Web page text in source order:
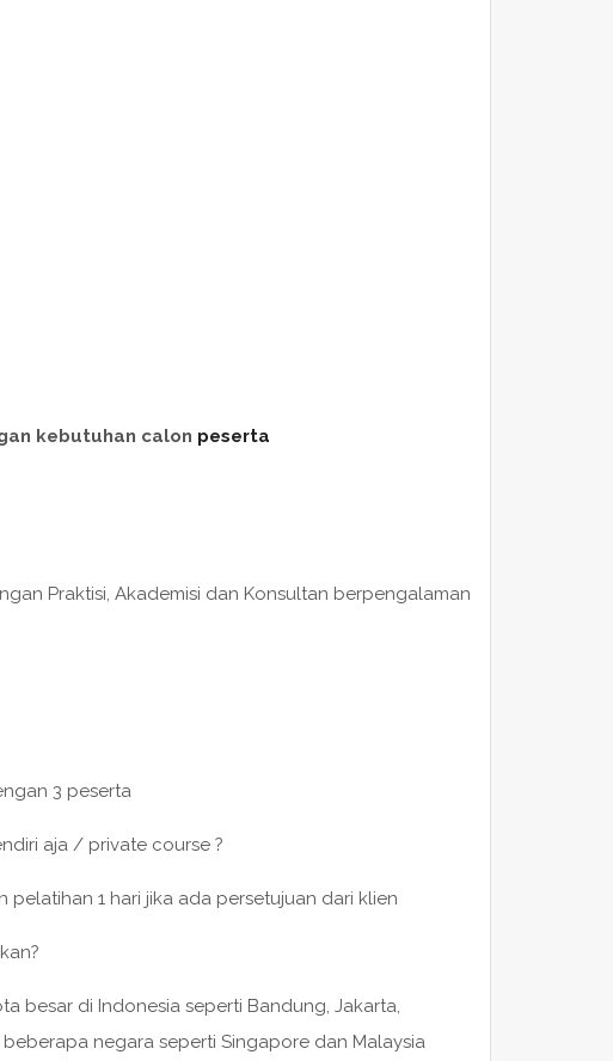
kebutuhan calon peserta
Praktisi, Akademisi dan Konsultan berpengalaman
3 peserta
aja / private course ?
pelatihan 1 hari jika ada persetujuan dari klien
besar di Indonesia seperti Bandung, Jakarta,
negara seperti Singapore dan Malaysia